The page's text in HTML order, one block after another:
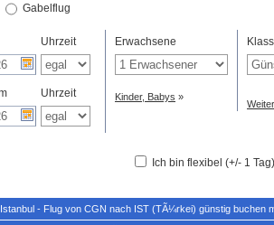
Gabelflug
Uhrzeit
Uhrzeit
Erwachsene
Kinder, Babys »
Ich bin flexibel (+/- 1 Tag)
- Flug von CGN nach IST (TÃ¼rkei) günstig buchen